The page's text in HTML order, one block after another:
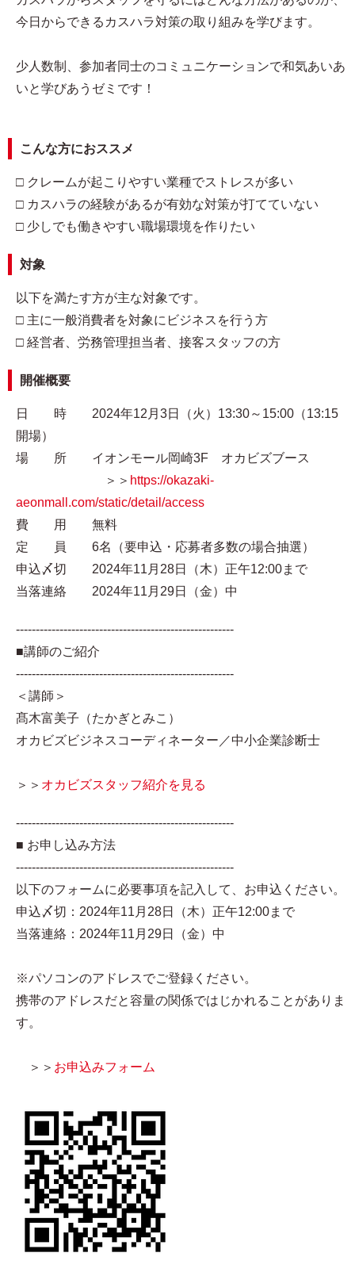
今日からできるカスハラ対策の取り組みを学びます。
少人数制、参加者同士のコミュニケーションで和気あいあ
いと学びあうゼミです！
こんな方におススメ
□ クレームが起こりやすい業種でストレスが多い
□ カスハラの経験があるが有効な対策が打てていない
□ 少しでも働きやすい職場環境を作りたい
対象
以下を満たす方が主な対象です。
□ 主に一般消費者を対象にビジネスを行う方
□ 経営者、労務管理担当者、接客スタッフの方
開催概要
日 時 2024年12月3日（火）13:30～15:00（13:15
開場）
場 所 イオンモール岡崎3F オカビズブース
＞＞ https://okazaki-
aeonmall.com/static/detail/access
費 用 無料
定 員 6名（要申込・応募者多数の場合抽選）
申込〆切 2024年11月28日（木）正午12:00まで
当落連絡 2024年11月29日（金）中
-------------------------------------------------------
■講師のご紹介
-------------------------------------------------------
＜講師＞
髙木富美子（たかぎとみこ）
オカビズビジネスコーディネーター／中小企業診断士
＞＞ オカビズスタッフ紹介を見る
-------------------------------------------------------
■ お申し込み方法
-------------------------------------------------------
以下のフォームに必要事項を記入して、お申込ください。
申込〆切：2024年11月28日（木）正午12:00まで
当落連絡：2024年11月29日（金）中
※パソコンのアドレスでご登録ください。
携帯のアドレスだと容量の関係ではじかれることがありま
す。
＞＞ お申込みフォーム